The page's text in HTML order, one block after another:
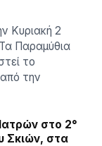
Κυριακή 2
Παραμύθια
το
την
στο 2°
Σκιών, στα